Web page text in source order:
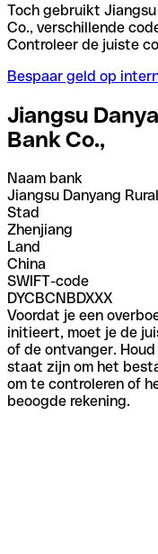
Toch gebruikt Jiangsu
Co., verschillende
Controleer de juiste
Bespaar geld op
Jiangsu
Bank Co.,
Naam bank
Jiangsu Danyang
Stad
Zhenjiang
Land
China
SWIFT-code
DYCBCNBDXXX
Voordat je een
initieert, moet je de
of de ontvanger.
staat zijn om het
om te controleren of
beoogde rekening.